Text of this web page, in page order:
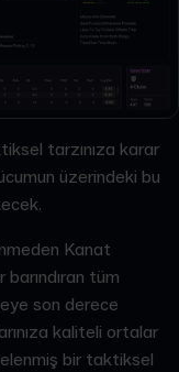
tarzınıza karar
üzerindeki bu
Kanat
tüm
son derece
kaliteli ortalar
bir taktiksel